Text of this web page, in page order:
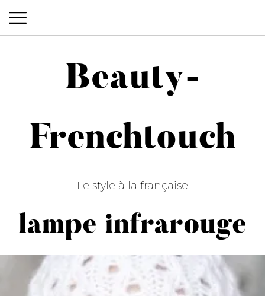
Beauty-Frenchtouch
Beauty-
Frenchtouch
Le style à la française
lampe infrarouge